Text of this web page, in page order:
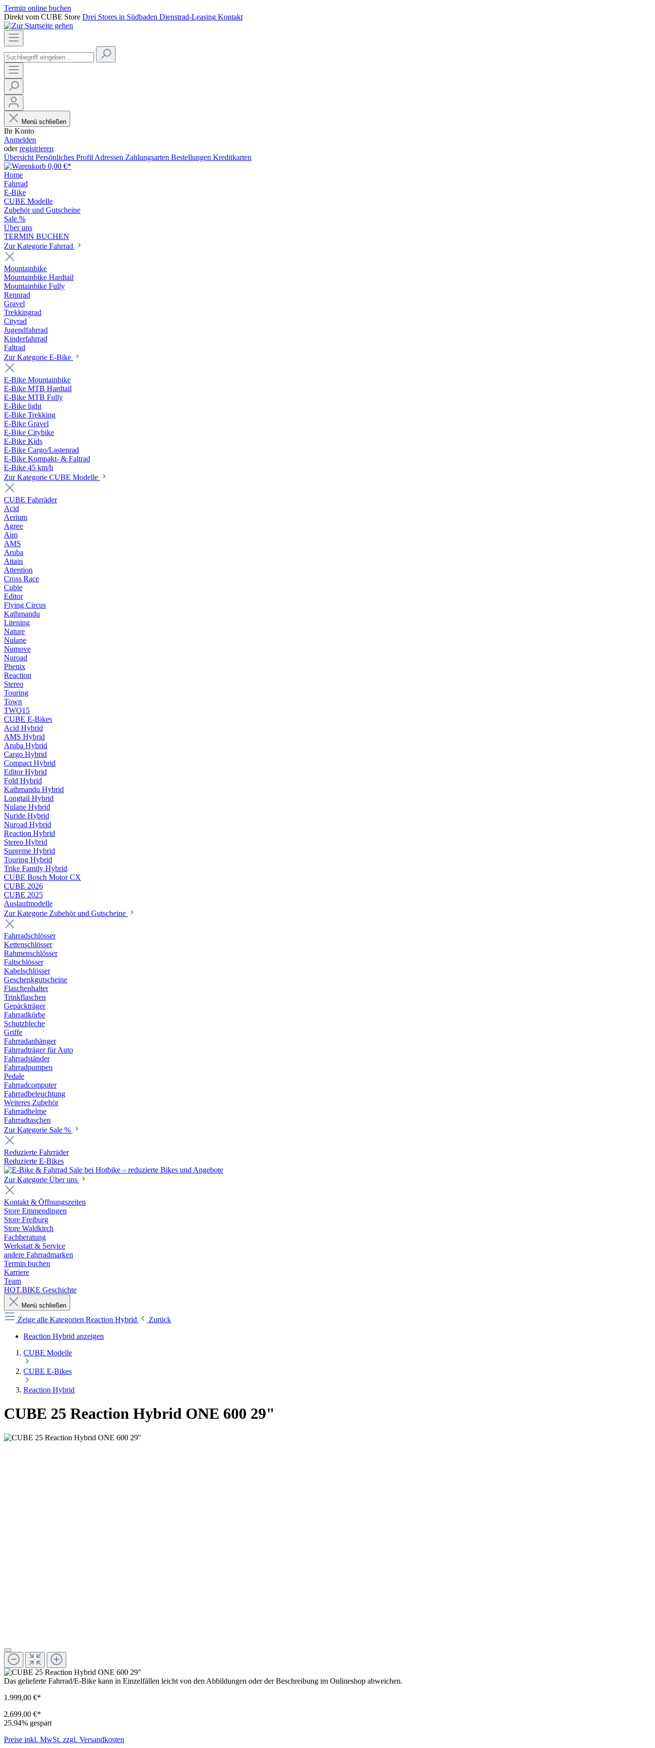
Termin online buchen
Direkt vom CUBE Store Drei Stores in Südbaden Dienstrad-Leasing Kontakt
Menü schließen
Ihr Konto
Anmelden
oderregistrieren
Übersicht Persönliches Profil Adressen Zahlungsarten Bestellungen Kreditkarten
0,00 €*
Home
Fahrrad
E-Bike
CUBE Modelle
Zubehör und Gutscheine
Sale %
Über uns
TERMIN BUCHEN
Zur Kategorie Fahrrad
Mountainbike
Mountainbike Hardtail
Mountainbike Fully
Rennrad
Gravel
Trekkingrad
Cityrad
Jugendfahrrad
Kinderfahrrad
Faltrad
Zur Kategorie E-Bike
E-Bike Mountainbike
E-Bike MTB Hardtail
E-Bike MTB Fully
E-Bike light
E-Bike Trekking
E-Bike Gravel
E-Bike Citybike
E-Bike Kids
E-Bike Cargo/Lastenrad
E-Bike Kompakt- & Faltrad
E-Bike 45 km/h
Zur Kategorie CUBE Modelle
CUBE Fahrräder
Acid
Aerium
Agree
Aim
AMS
Aruba
Attain
Attention
Cross Race
Cubie
Editor
Flying Circus
Kathmandu
Litening
Nature
Nulane
Numove
Nuroad
Phenix
Reaction
Stereo
Touring
Town
TWO15
CUBE E-Bikes
Acid Hybrid
AMS Hybrid
Aruba Hybrid
Cargo Hybrid
Compact Hybrid
Editor Hybrid
Fold Hybrid
Kathmandu Hybrid
Longtail Hybrid
Nulane Hybrid
Nuride Hybrid
Nuroad Hybrid
Reaction Hybrid
Stereo Hybrid
Supreme Hybrid
Touring Hybrid
Trike Family Hybrid
CUBE Bosch Motor CX
CUBE 2026
CUBE 2025
Auslaufmodelle
Zur Kategorie Zubehör und Gutscheine
Fahrradschlösser
Kettenschlösser
Rahmenschlösser
Faltschlösser
Kabelschlösser
Geschenkgutscheine
Flaschenhalter
Trinkflaschen
Gepäckträger
Fahrradkörbe
Schutzbleche
Griffe
Fahrradanhänger
Fahrradträger für Auto
Fahrradständer
Fahrradpumpen
Pedale
Fahrradcomputer
Fahrradbeleuchtung
Weiteres Zubehör
Fahrradhelme
Fahrradtaschen
Zur Kategorie Sale %
Reduzierte Fahrräder
Reduzierte E-Bikes
Zur Kategorie Über uns
Kontakt & Öffnungszeiten
Store Emmendingen
Store Freiburg
Store Waldkirch
Fachberatung
Werkstatt & Service
andere Fahrradmarken
Termin buchen
Karriere
Team
HOT.BIKE Geschichte
Menü schließen
Zeige alle Kategorien Reaction Hybrid
Zurück
Reaction Hybrid anzeigen
CUBE Modelle
CUBE E-Bikes
Reaction Hybrid
CUBE 25 Reaction Hybrid ONE 600 29"
Das gelieferte Fahrrad/E-Bike kann in Einzelfällen leicht von den Abbildungen oder der Beschreibung im Onlineshop abweichen.
1.999,00 €*
2.699,00 €*
25.94% gespart
Preise inkl. MwSt. zzgl. Versandkosten